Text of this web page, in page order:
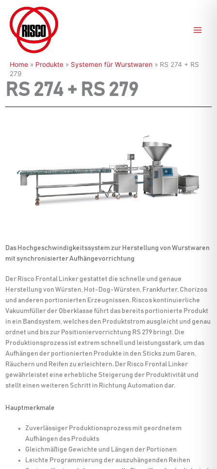
Inhalt
springen
Home » Produkte » Systemen für Wurstwaren » RS 274 + RS
279
RS 274 + RS 279
Das Hochgeschwindigkeitssystem zur Herstellung von Wurstwaren
mit synchronisierter Aufhängevorrichtung
Der Risco Frontal Linker gestattet die schnelle und genaue
Herstellung von Würsten, Hot-Dog-Würsten, Frankfurter, Chorizos
und anderen portionierten Erzeugnissen. Riscos kontinuierliche
Vakuumfüller der Oberklasse führt das bereits portionierte Produkt
in ein Bandsystem, welches den Produktstrom ausgleicht und genau
ordnet und bis zur Positioniervorrichtung RS 279 bringt. Die
Produktionsprozess ist extrem schnell und leistungsstark, um das
Aufhängen der portionierten Produkte in den Sticks zum Garen,
Räuchern und Reifen zu erleichtern. Der Risco Frontal Linker
gewährleistet eine erhebliche Steigerung der Produktivität und
stellt einen weiteren Schritt in Richtung Automation dar.
Hauptmerkmale
Zuverlässiger Produktionsprozess mit geordnetem
Aufhängen des Produkts
Gleichmäßige Gewichte und Längen der Portionen
Leichte Programmierung der auszuhängenden Reihen